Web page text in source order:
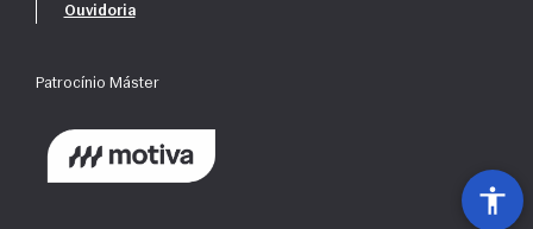
Ouvidoria
Patrocínio Máster